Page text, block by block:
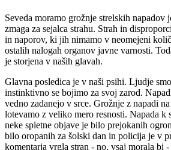
Seveda moramo grožnje strelskih napadov
zmaga za sejalca strahu. Strah in
in naporov, ki jih nimamo v neomejeni
ostalih nalogah organov javne varnosti.
je storjena v naših glavah.
Glavna posledica je v naši psihi. Ljudje
instinktivno se bojimo za svoj zarod.
vedno zadanejo v srce. Grožnje z napadi
lotevamo z veliko mero resnosti. Napada k
neke spletne objave je bilo prejokanih
bilo oropanih za šolski dan in policija je v
komentarja vrgla stran - no, vsaj morala bi